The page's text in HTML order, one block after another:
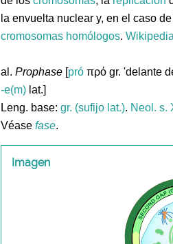
la envuelta nuclear y, en el caso
cromosomas homólogos. Wikipedia
al. Prophase [pró πρό gr. 'delante
-e(m) lat.]
Leng. base: gr. (sufijo lat.). Neol. s.
Véase fase.
Imagen